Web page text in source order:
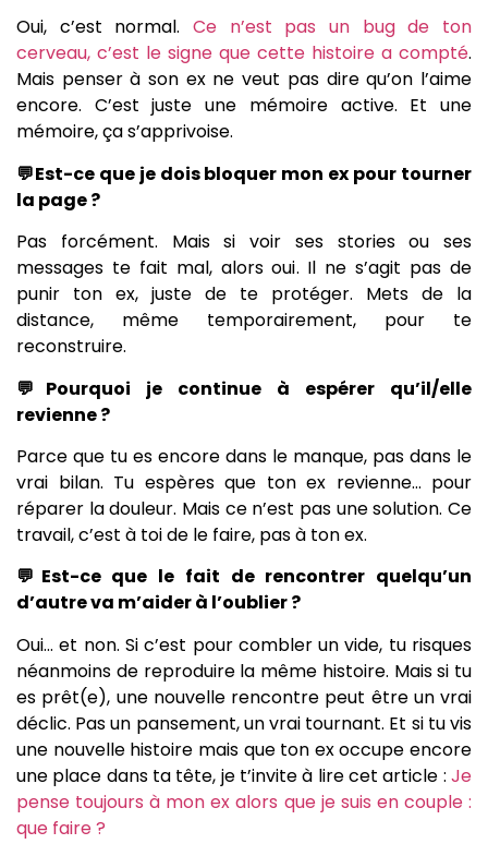
Oui, c’est normal. Ce n’est pas un bug de ton
cerveau, c’est le signe que cette histoire a compté.
Mais penser à son ex ne veut pas dire qu’on l’aime
encore. C’est juste une mémoire active. Et une
mémoire, ça s’apprivoise.
💬Est-ce que je dois bloquer mon ex pour tourner
la page ?
Pas forcément. Mais si voir ses stories ou ses
messages te fait mal, alors oui. Il ne s’agit pas de
punir ton ex, juste de te protéger. Mets de la
distance, même temporairement, pour te
reconstruire.
💬Pourquoi je continue à espérer qu’il/elle
revienne ?
Parce que tu es encore dans le manque, pas dans le
vrai bilan. Tu espères que ton ex revienne… pour
réparer la douleur. Mais ce n’est pas une solution. Ce
travail, c’est à toi de le faire, pas à ton ex.
💬Est-ce que le fait de rencontrer quelqu’un
d’autre va m’aider à l’oublier ?
Oui… et non. Si c’est pour combler un vide, tu risques
néanmoins de reproduire la même histoire. Mais si tu
es prêt(e), une nouvelle rencontre peut être un vrai
déclic. Pas un pansement, un vrai tournant. Et si tu vis
une nouvelle histoire mais que ton ex occupe encore
une place dans ta tête, je t’invite à lire cet article : Je
pense toujours à mon ex alors que je suis en couple :
que faire ?